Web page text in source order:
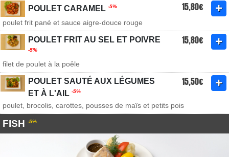
POULET CARAMEL -5% 15,80€
poulet frit pané et sauce aigre-douce rouge
POULET FRIT AU SEL ET POIVRE
-5%
15,80€
filet de poulet à la poêle
POULET SAUTÉ AUX LÉGUMES
ET À L'AIL -5%
15,50€
poulet, brocolis, carottes, pousses de maïs et petits pois
FISH -5%